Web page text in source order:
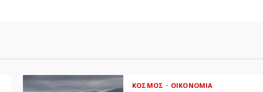
ΚΌΣΜΟΣ ΟΙΚΟΝΟΜΊΑ